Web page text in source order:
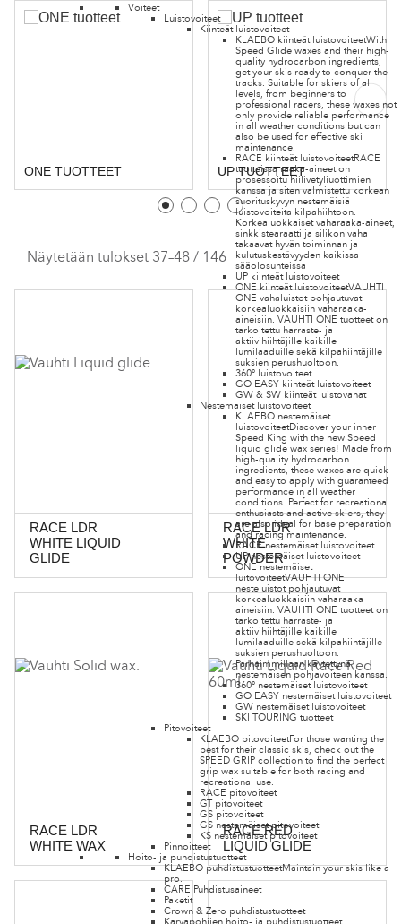
Voiteet
Luistovoiteet
Kiinteät luistovoiteet
KLAEBO kiinteät luistovoiteetWith
Speed Glide waxes and their high-
quality hydrocarbon ingredients,
get your skis ready to conquer the
tracks. Suitable for skiers of all
levels, from beginners to
professional racers, these waxes not
only provide reliable performance
in all weather conditions but can
also be used for effective ski
maintenance.
RACE kiinteät luistovoiteetRACE
tuotteissa raaka-aineet on
prosessoitu hiilivetyliuottimien
kanssa ja siten valmistettu korkean
suorituskyvyn nestemäisiä
luistovoiteita kilpahiihtoon.
Korkealuokkaiset vaharaaka-aineet,
sinkkistearaatti ja silikonivaha
takaavat hyvän toiminnan ja
kulutuskestävyyden kaikissa
sääolosuhteissa
UP kiinteät luistovoiteet
ONE kiinteät luistovoiteetVAUHTI
ONE vahaluistot pohjautuvat
korkealuokkaisiin vaharaaka-
aineisiin. VAUHTI ONE tuotteet on
tarkoitettu harraste- ja
aktiivihiihtäjille kaikille
lumilaaduille sekä kilpahiihtäjille
suksien perushuoltoon.
360° luistovoiteet
GO EASY kiinteät luistovoiteet
GW & SW kiinteät luistovahat
Nestemäiset luistovoiteet
KLAEBO nestemäiset
luistovoiteetDiscover your inner
Speed King with the new Speed
liquid glide wax series! Made from
high-quality hydrocarbon
ingredients, these waxes are quick
and easy to apply with guaranteed
performance in all weather
conditions. Perfect for recreational
enthusiasts and active skiers, they
are also ideal for base preparation
and racing maintenance.
RACE nestemäiset luistovoiteet
UP nestemäiset luistovoiteet
ONE nestemäiset
luitovoiteetVAUHTI ONE
nesteluistot pohjautuvat
korkealuokkaisiin vaharaaka-
aineisiin. VAUHTI ONE tuotteet on
tarkoitettu harraste- ja
aktiivihiihtäjille kaikille
lumilaaduille sekä kilpahiihtäjille
suksien perushuoltoon.
Parhaimmillaan käytettynä
nestemäisen pohjavoiteen kanssa.
360° nestemäiset luistovoiteet
GO EASY nestemäiset luistovoiteet
GW nestemäiset luistovoiteet
SKI TOURING tuotteet
Pitovoiteet
KLAEBO pitovoiteetFor those wanting the
best for their classic skis, check out the
SPEED GRIP collection to find the perfect
grip wax suitable for both racing and
recreational use.
RACE pitovoiteet
GT pitovoiteet
GS pitovoiteet
GS nestemäiset pitovoiteet
KS nestemäiset pitovoiteet
Pinnoitteet
Hoito- ja puhdistustuotteet
KLAEBO puhdistustuotteetMaintain your skis like a
pro.
CARE Puhdistusaineet
Paketit
Crown & Zero puhdistustuotteet
Karvapohjien hoito- ja puhdistustuotteet
ONE TUOTTEET UP TUOTTEET
Näytetään tulokset 37–48 / 146
RACE LDR
WHITE LIQUID
GLIDE
RACE LDR
WHITE
POWDER
RACE LDR
WHITE WAX
RACE RED
LIQUID GLIDE